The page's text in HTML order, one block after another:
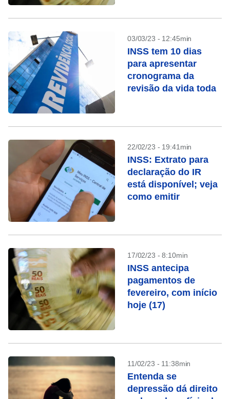
03/03/23 - 12:45min
INSS tem 10 dias
para apresentar
cronograma da
revisão da vida toda
22/02/23 - 19:41min
INSS: Extrato para
declaração do IR
está disponível; veja
como emitir
17/02/23 - 8:10min
INSS antecipa
pagamentos de
fevereiro, com início
hoje (17)
11/02/23 - 11:38min
Entenda se
depressão dá direito